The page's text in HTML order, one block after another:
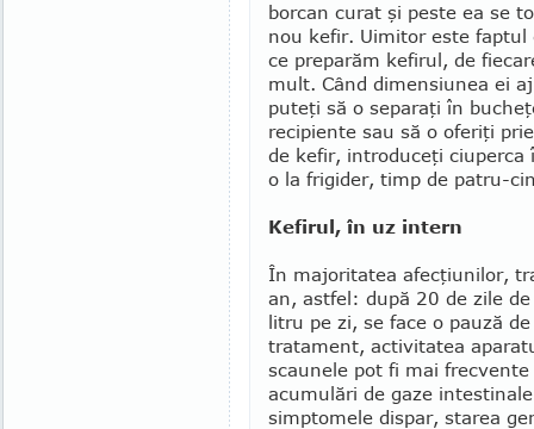
borcan curat şi peste ea se
nou kefir. Ui­mitor este
ce preparăm kefirul, de
mult. Când dimensiunea ei
puteţi să o separaţi în
recipiente sau să o oferiţi
de kefir, introduceţi
o la frigider, timp de patru-
Kefirul, în uz intern
În majoritatea afecţiunilor,
an, astfel: după 20 de zile
litru pe zi, se face o pauză
tratament, activita­tea
scaunele pot fi mai
acumulări de gaze
simptomele dispar, starea